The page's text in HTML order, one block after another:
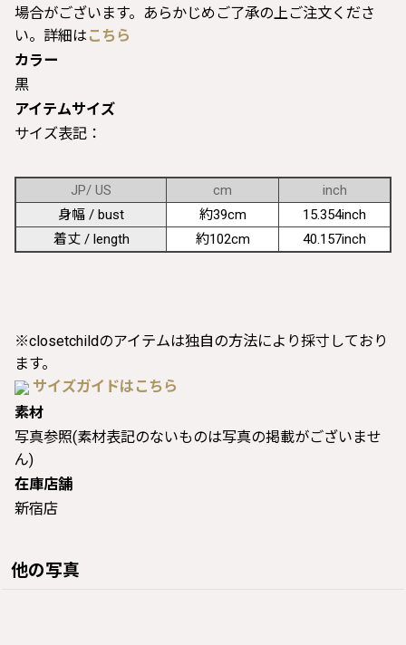
場合がございます。あらかじめご了承の上ご注文くださ
い。詳細は こちら
カラー
黒
アイテムサイズ
サイズ表記：
JP/ US cm
inch
身幅 / bust
約39cm
15.354inch
着丈 / length
約102cm 40.157inch
※closetchildのアイテムは独自の方法により採寸しており
ます。
サイズガイドはこちら
素材
写真参照(素材表記のないものは写真の掲載がございませ
ん)
在庫店舗
新宿店
他の写真